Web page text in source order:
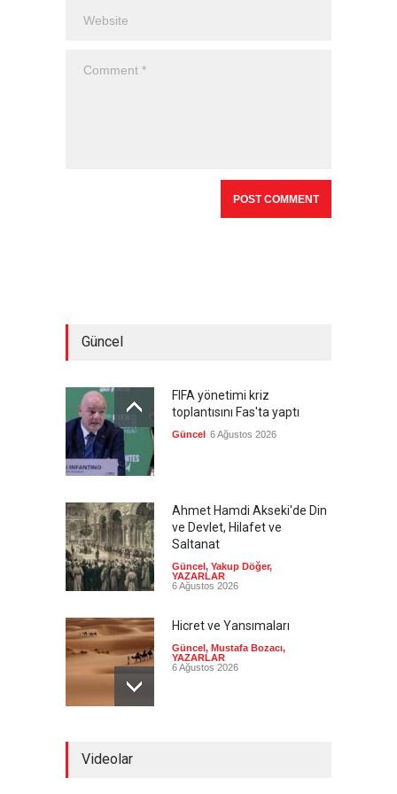
Güncel
FIFA yönetimi kriz
toplantısını Fas'ta yaptı
Güncel 6 Ağustos 2026
Ahmet Hamdi Akseki'de Din
ve Devlet, Hilafet ve
Saltanat
Güncel , Yakup Döğer,
YAZARLAR
6 Ağustos 2026
Hicret ve Yansımaları
Güncel , Mustafa Bozacı,
YAZARLAR
6 Ağustos 2026
Videolar